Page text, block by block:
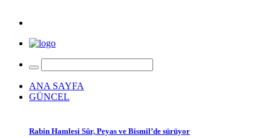
ANA SAYFA
GÜNCEL
Rabin Hamlesi Sûr, Peyas ve Bismil’de sürüyor